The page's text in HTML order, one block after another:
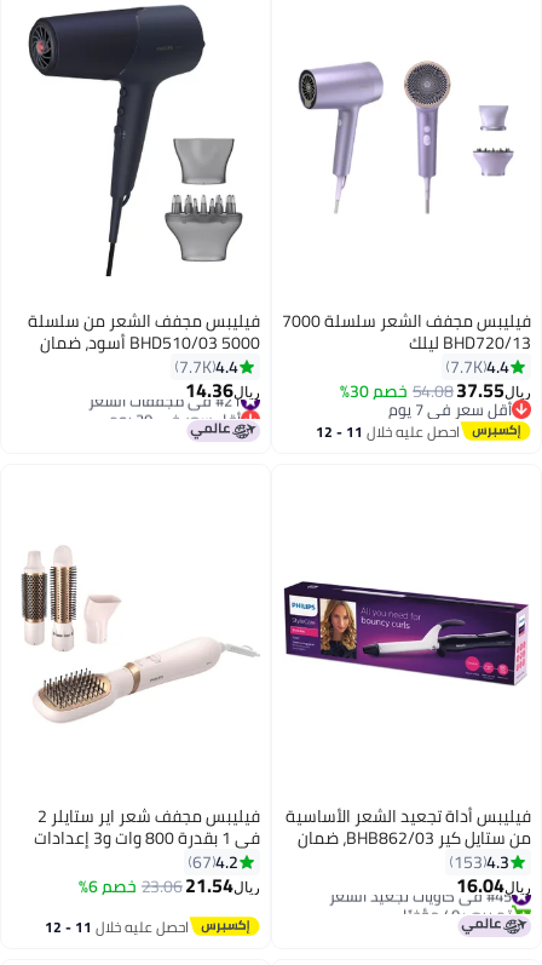
فيليبس مجفف الشعر سلسلة 7000
BHD720/13 ليلك
4.4
7.7K
ريال37.55
54.08خصم 30%
أقل سعر في 7 يوم
أقل سعر في 7 يوماحصل عليه خلال 11 - 12
فيليبس مجفف الشعر من سلسلة
5000 BHD510/03 أسود، ضمان
لمدة عامين باللون الأسود أسود
4.4
7.7K
ريال14.36
#21 في مجففات الشعر
أقل سعر في 30 يوم
#21 في مجففات الشعر
فيليبس أداة تجعيد الشعر الأساسية
من ستايل كير BHB862/03، ضمان
لمدة عامين
4.3
153
ريال16.04
#45 في كاويات تجعيد الشعر
تم بيع +40 مؤخرًا
#45 في كاويات تجعيد الشعر
فيليبس مجفف شعر اير ستايلر 2
في 1 بقدرة 800 وات و3 إعدادات
باللون الوردي/الذهبي
4.2
67
ريال21.54
23.06خصم 6%
احصل عليه خلال 11 - 12